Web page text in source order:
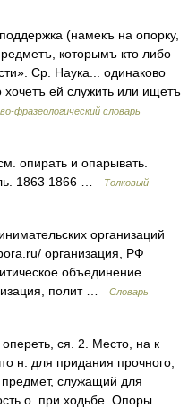
(намекъ на опорку,
которымъ кто либо
Ср. Наука... одинаково
хочетъ ей служить или ищетъ
фразеологический словарь
опирать и опарывать.
1863 1866 …
Толковый
организаций
организация, РФ
объединение
полит …
Словарь
ся. 2. Место, на к
н. для придания прочного,
служащий для
о. при ходьбе. Опоры